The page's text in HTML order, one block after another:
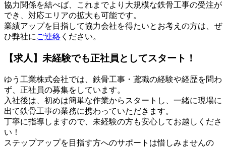
協力関係を結べば、これまでより大規模な鉄骨工事の受注が
でき、対応エリアの拡大も可能です。
業績アップを目指して協力会社を得たいとお考えの方は、ぜ
ひ弊社に ご連絡 ください。
【求人】未経験でも正社員としてスタート！
ゆう工業株式会社では、鉄骨工事・鳶職の経験や経歴を問わ
ず、正社員の募集をしています。
入社後は、初めは簡単な作業からスタートし、一緒に現場に
出て鉄骨工事の業務に携わっていただきます。
丁寧に指導しますので、未経験の方も安心してお越しくださ
い！
ステップアップを目指す方へのサポートは惜しみませんの